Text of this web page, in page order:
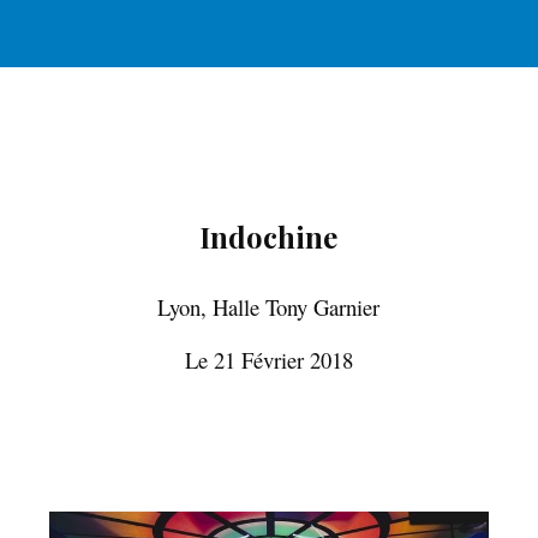
Indochine
Lyon, Halle Tony Garnier
Le 21 Février 2018